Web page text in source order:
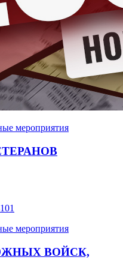
мероприятия
мероприятия
ВОЙСК,